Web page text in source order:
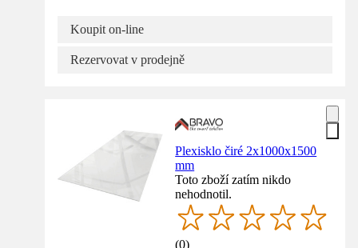
Koupit on-line
Rezervovat v prodejně
Plexisklo čiré 2x1000x1500
mm
Toto zboží zatím nikdo
nehodnotil.
(0)